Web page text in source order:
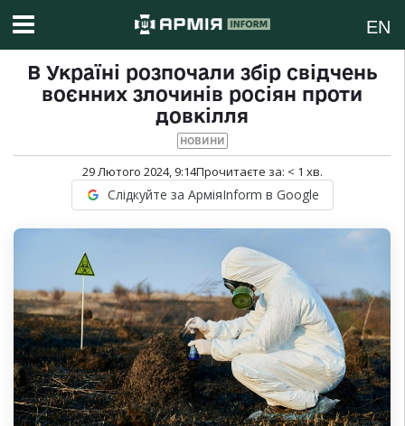
EN
В Україні розпочали збір свідчень
воєнних злочинів росіян проти
довкілля
НОВИНИ
29 Лютого 2024, 9:14Прочитаєте за: < 1 хв.
Слідкуйте за АрміяInform в Google